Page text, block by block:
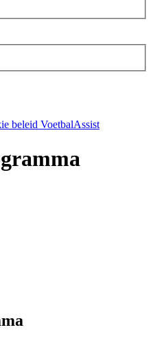
beleid VoetbalAssist